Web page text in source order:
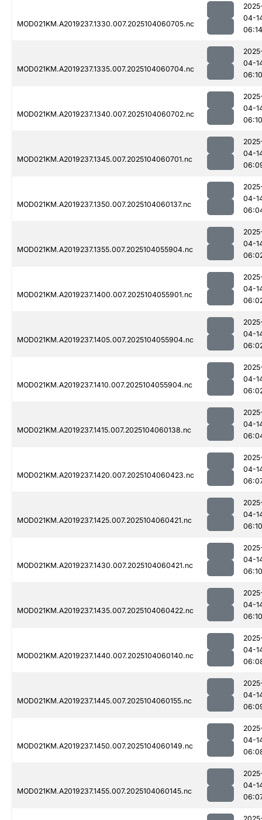
MOD021KM.A2019237.1330.007.2025104060705.nc
04-
06:14
MOD021KM.A2019237.1335.007.2025104060704.nc
04-
06:10
MOD021KM.A2019237.1340.007.2025104060702.nc
04-
06:10
MOD021KM.A2019237.1345.007.2025104060701.nc
04-
MOD021KM.A2019237.1350.007.2025104060137.nc
04-
MOD021KM.A2019237.1355.007.2025104055904.nc
04-
MOD021KM.A2019237.1400.007.2025104055901.nc
04-
MOD021KM.A2019237.1405.007.2025104055904.nc
04-
MOD021KM.A2019237.1410.007.2025104055904.nc
04-
MOD021KM.A2019237.1415.007.2025104060138.nc
04-
MOD021KM.A2019237.1420.007.2025104060423.nc
04-
MOD021KM.A2019237.1425.007.2025104060421.nc
04-
06:10
MOD021KM.A2019237.1430.007.2025104060421.nc
04-
06:10
MOD021KM.A2019237.1435.007.2025104060422.nc
04-
06:10
MOD021KM.A2019237.1440.007.2025104060140.nc
04-
MOD021KM.A2019237.1445.007.2025104060155.nc
04-
MOD021KM.A2019237.1450.007.2025104060149.nc
04-
MOD021KM.A2019237.1455.007.2025104060145.nc
04-